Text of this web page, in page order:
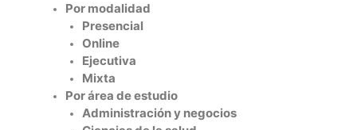
Por modalidad
Presencial
Online
Ejecutiva
Mixta
Por área de estudio
Administración y negocios